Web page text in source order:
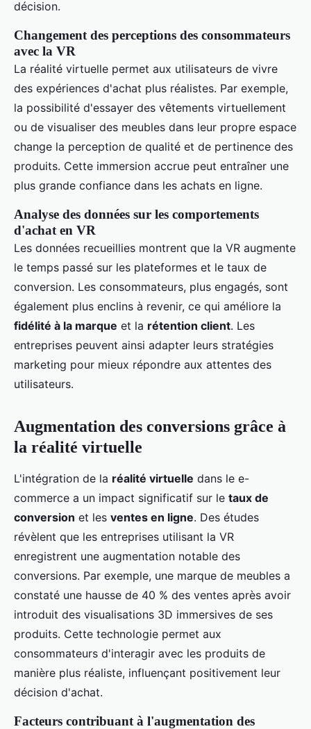
décision.
Changement des perceptions des consommateurs
avec la VR
La réalité virtuelle permet aux utilisateurs de vivre
des expériences d'achat plus réalistes. Par exemple,
la possibilité d'essayer des vêtements virtuellement
ou de visualiser des meubles dans leur propre espace
change la perception de qualité et de pertinence des
produits. Cette immersion accrue peut entraîner une
plus grande confiance dans les achats en ligne.
Analyse des données sur les comportements
d'achat en VR
Les données recueillies montrent que la VR augmente
le temps passé sur les plateformes et le taux de
conversion. Les consommateurs, plus engagés, sont
également plus enclins à revenir, ce qui améliore la
fidélité à la marque et la rétention client. Les
entreprises peuvent ainsi adapter leurs stratégies
marketing pour mieux répondre aux attentes des
utilisateurs.
Augmentation des conversions grâce à
la réalité virtuelle
L'intégration de la réalité virtuelle dans le e-
commerce a un impact significatif sur le taux de
conversion et les ventes en ligne. Des études
révèlent que les entreprises utilisant la VR
enregistrent une augmentation notable des
conversions. Par exemple, une marque de meubles a
constaté une hausse de 40 % des ventes après avoir
introduit des visualisations 3D immersives de ses
produits. Cette technologie permet aux
consommateurs d'interagir avec les produits de
manière plus réaliste, influençant positivement leur
décision d'achat.
Facteurs contribuant à l'augmentation des